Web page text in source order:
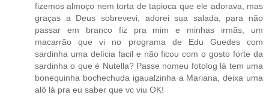
fizemos almoço nem torta de tapioca que ele adorava, mas
graças a Deus sobrevevi, adorei sua salada, para não
passar em branco fiz pra mim e minhas irmãs, um
macarrão que vi no programa de Edu Guedes com
sardinha uma delícia facil e não ficou com o gosto forte da
sardinha o que é Nutella? Passe nomeu fotolog lá tem uma
bonequinha bochechuda igaualzinha a Mariana, deixa uma
alô lá pra eu saber que vc viu OK!